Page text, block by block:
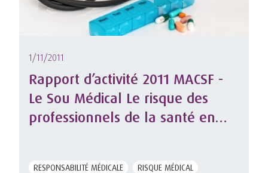
1/11/2011
Rapport d’activité 2011 MACSF -
Le Sou Médical Le risque des
professionnels de la santé en
RESPONSABILITÉ MÉDICALE
RISQUE MÉDICAL